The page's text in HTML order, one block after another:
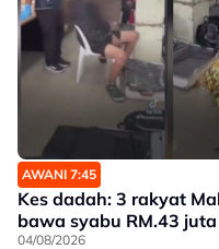
AWANI 7:45
Kes dadah: 3 rakyat
bawa syabu RM.43 juta
04/08/2026